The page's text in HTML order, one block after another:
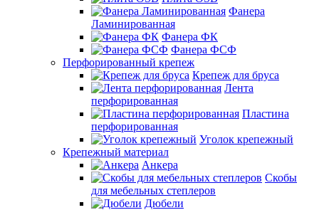
Фанера
Ламинированная
Фанера ФК
Фанера ФСФ
Перфорированный крепеж
Крепеж для бруса
Лента
перфорированная
Пластина
перфорированная
Уголок крепежный
Крепежный материал
Анкера
Скобы
для мебельных степлеров
Дюбели